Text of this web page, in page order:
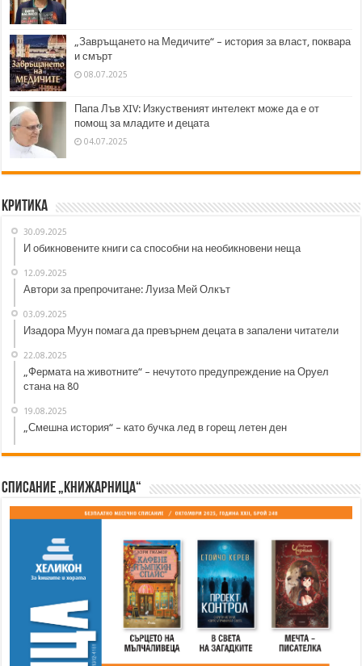
„Завръщането на Медичите“ – история за власт, поквара
и смърт
08.07.2025
Папа Лъв XIV: Изкуственият интелект може да е от
помощ за младите и децата
04.07.2025
Критика
30.09.2025
И обикновените книги са способни на необикновени неща
12.09.2025
Автори за препрочитане: Луиза Мей Олкът
03.09.2025
Изадора Муун помага да превърнем децата в запалени читатели
22.08.2025
„Фермата на животните“ – нечутото предупреждение на Оруел
стана на 80
19.08.2025
„Смешна история“ – като бучка лед в горещ летен ден
Списание „Книжарница“